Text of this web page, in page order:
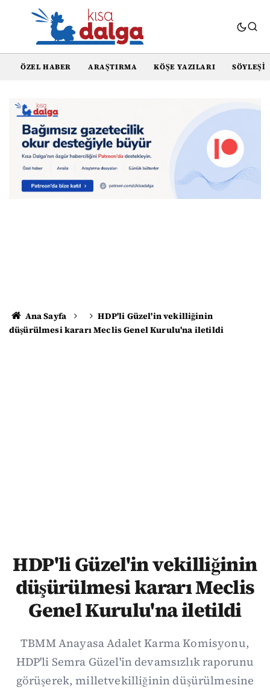
ÖZEL HABER ARAŞTIRMA KÖŞE YAZILARI SÖYLEŞI
Ana Sayfa
HDP'li Güzel'in vekilliğinin
düşürülmesi kararı Meclis Genel Kurulu'na iletildi
HDP'li Güzel'in vekilliğinin
düşürülmesi kararı Meclis
Genel Kurulu'na iletildi
TBMM Anayasa Adalet Karma Komisyonu,
HDP'li Semra Güzel'in devamsızlık raporunu
görüşerek, milletvekilliğinin düşürülmesine